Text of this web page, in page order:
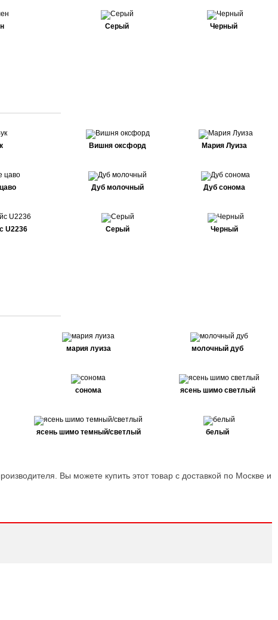
Серый Черный
Вишня оксфорд Мария Луиза
Дуб молочный Дуб сонома
U2236 Серый Черный
мария луиза молочный дуб
сонома ясень шимо светлый
ясень шимо темный/светлый белый
Вы можете купить этот товар с доставкой по Москве и